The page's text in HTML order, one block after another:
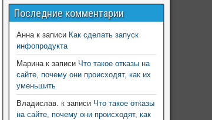
Последние комментарии
Аннак записи Как сделать запуск
инфопродукта
Маринак записи Что такое отказы на
сайте, почему они происходят, как их
уменьшить
Владислав. к записи Что такое отказы
на сайте, почему они происходят, как